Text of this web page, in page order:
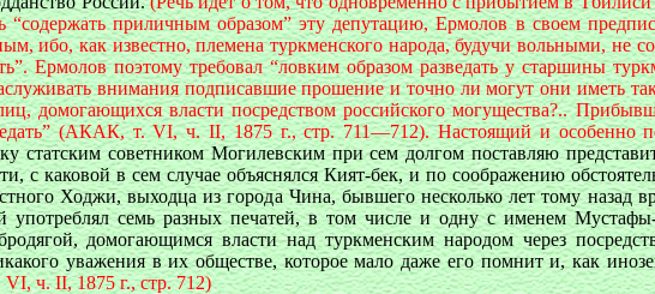
приличным образом” эту депутацию, Ермолов в своем
ибо, как известно, племена туркменского народа, будучи вольными, не
Ермолов поэтому требовал “ловким образом разведать у старшины
внимания подписавшие прошение и точно ли могут они иметь
домогающихся власти посредством российского могущества?..
(АКАК, т. VI, ч. II, 1875 г., стр. 711—712). Настоящий и особенно
статским советником Могилевским при сем долгом поставляю
с каковой в сем случае объяснялся Кият-бек, и по соображению
Ходжи, выходца из города Чина, бывшего несколько лет тому
употреблял семь разных печатей, в том числе и одну с именем
домогающимся власти над туркменским народом через
уважения в их обществе, которое мало даже его помнит и, как
ч. II, 1875 г., стр. 712)